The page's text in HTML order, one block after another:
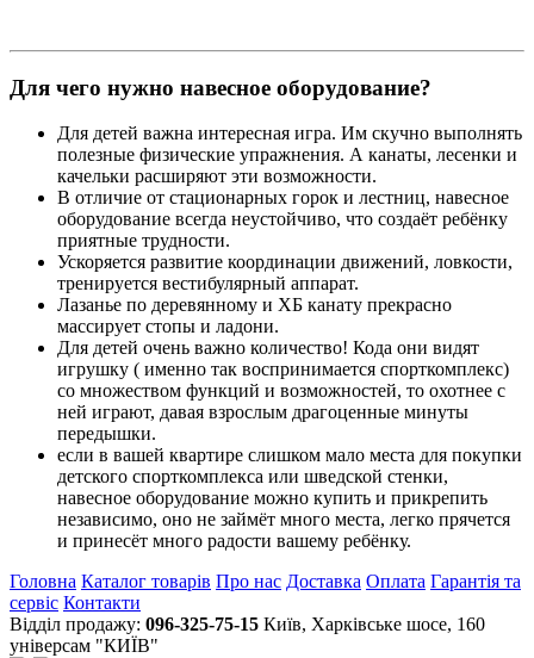
Для чего нужно навесное оборудование?
Для детей важна интересная игра. Им скучно выполнять
полезные физические упражнения. А канаты, лесенки и
качельки расширяют эти возможности.
В отличие от стационарных горок и лестниц, навесное
оборудование всегда неустойчиво, что создаёт ребёнку
приятные трудности.
Ускоряется развитие координации движений, ловкости,
тренируется вестибулярный аппарат.
Лазанье по деревянному и ХБ канату прекрасно
массирует стопы и ладони.
Для детей очень важно количество! Кода они видят
игрушку ( именно так воспринимается спорткомплекс)
со множеством функций и возможностей, то охотнее с
ней играют, давая взрослым драгоценные минуты
передышки.
если в вашей квартире слишком мало места для покупки
детского спорткомплекса или шведской стенки,
навесное оборудование можно купить и прикрепить
независимо, оно не займёт много места, легко прячется
и принесёт много радости вашему ребёнку.
Головна Каталог товарів Про нас Доставка Оплата Гарантія та
сервіс Контакти
Відділ продажу: 096-325-75-15 Київ, Харківське шосе, 160
універсам "КИЇВ"